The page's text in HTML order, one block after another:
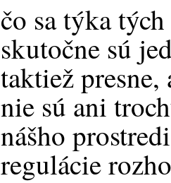
čo sa týka
skutočne sú
taktiež
nie sú ani
nášho
regulácie